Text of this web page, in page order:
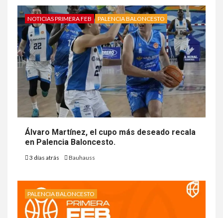
NOTICIAS PRIMERA FEB PALENCIA BALONCESTO
Álvaro Martínez, el cupo más deseado recala
en Palencia Baloncesto.
3 días atrás Bauhauss
PALENCIA BALONCESTO